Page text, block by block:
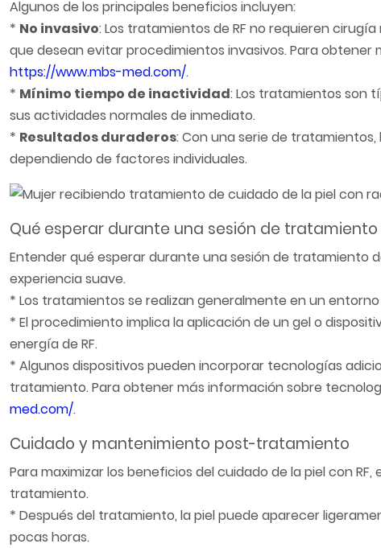
Algunos de los principales beneficios incluyen:
* No invasivo: Los tratamientos de RF no requieren
que desean evitar procedimientos invasivos. Para
https://www.mbs-med.com/.
* Mínimo tiempo de inactividad: Los tratamientos son
sus actividades normales de inmediato.
* Resultados duraderos: Con una serie de
dependiendo de factores individuales.
Qué esperar durante una sesión de tratamiento
Entender qué esperar durante una sesión de tratamiento
experiencia suave.
* Los tratamientos se realizan generalmente en un
* El procedimiento implica la aplicación de un gel o
energía de RF.
* Algunos dispositivos pueden incorporar tecnologías
tratamiento. Para obtener más información sobre
med.com/.
Cuidado y mantenimiento post-tratamiento
Para maximizar los beneficios del cuidado de la piel con
tratamiento.
* Después del tratamiento, la piel puede aparecer
pocas horas.